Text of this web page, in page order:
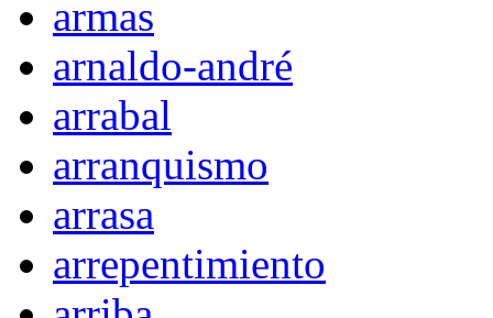
armas
arnaldo-andré
arrabal
arranquismo
arrasa
arrepentimiento